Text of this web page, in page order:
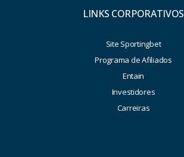
LINKS CORPORATIVOS
Site Sportingbet
Programa de Afiliados
Entain
Investidores
Carreiras